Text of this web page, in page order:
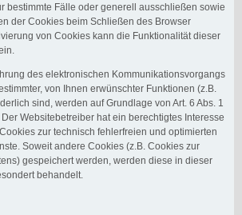
bestimmte Fälle oder generell ausschließen sowie
der Cookies beim Schließen des Browser
von Cookies kann die Funktionalität dieser
des elektronischen Kommunikationsvorgangs
von Ihnen erwünschter Funktionen (z.B.
sind, werden auf Grundlage von Art. 6 Abs. 1
Der Websitebetreiber hat ein berechtigtes Interesse
zur technisch fehlerfreien und optimierten
Soweit andere Cookies (z.B. Cookies zur
gespeichert werden, werden diese in dieser
behandelt.